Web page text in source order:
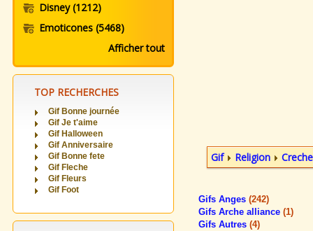
Disney(1212)
Emoticones (5468)
Afficher tout
TOP RECHERCHES
Gif Bonne journée
Gif Je t'aime
Gif Halloween
Gif Anniversaire
Gif Bonne fete
Gif Fleche
Gif Fleurs
Gif Foot
Gif Religion Creche
Gifs Anges (242)
Gifs Arche alliance (1)
Gifs Autres (4)